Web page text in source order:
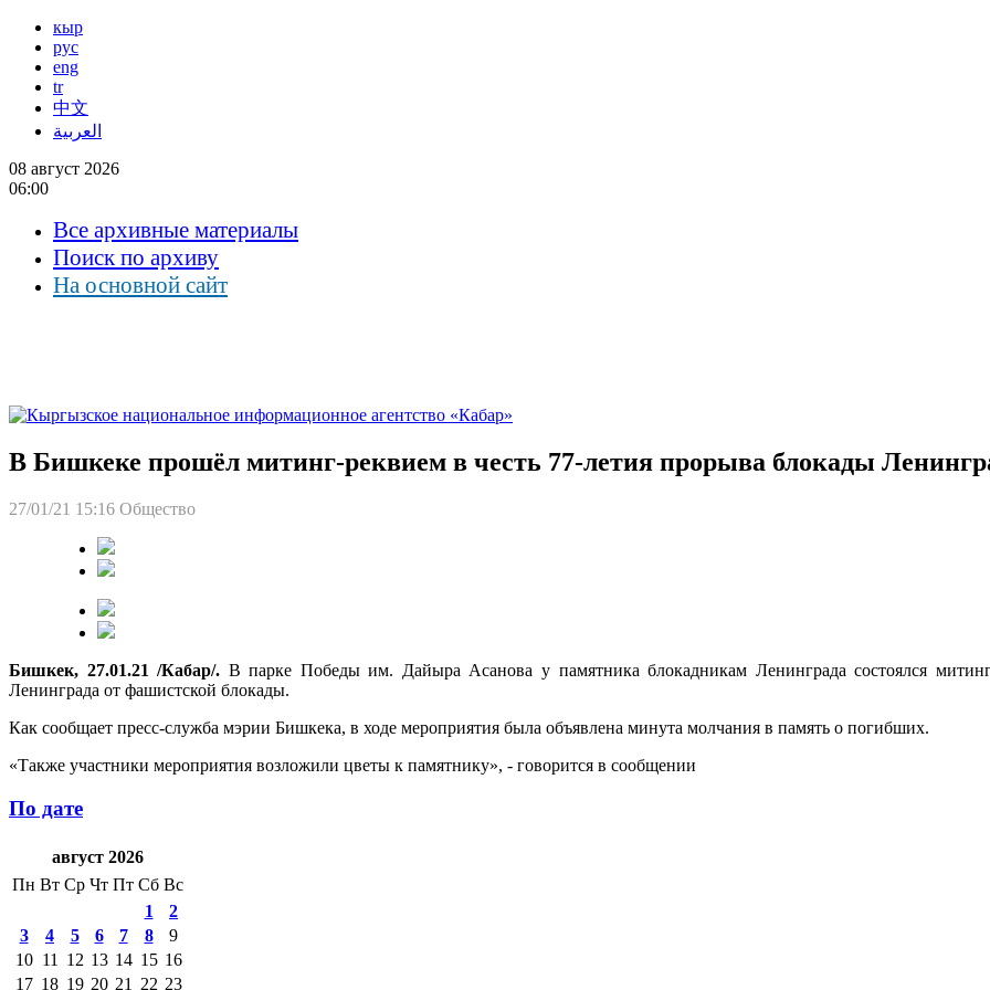
кыр
рус
eng
tr
中文
العربية
08 август 2026
06:00
Все архивные материалы
Поиск по архиву
На основной сайт
В Бишкеке прошёл митинг-реквием в честь 77-летия прорыва блокады
27/01/21 15:16 Общество
Бишкек, 27.01.21 /Кабар/. В парке Победы им. Дайыра Асанова у памятника блокадникам Ленинграда состоялся
Ленинграда от фашистской блокады.
Как сообщает пресс-служба мэрии Бишкека, в ходе мероприятия была объявлена минута молчания в память о погибших.
«Также участники мероприятия возложили цветы к памятнику», - говорится в сообщении
По дате
август 2026
Пн Вт Ср Чт Пт Сб Вс
1
2
3
4 5 6 7 8
9
10 11 12 13 14 15 16
17 18 19 20 21 22 23